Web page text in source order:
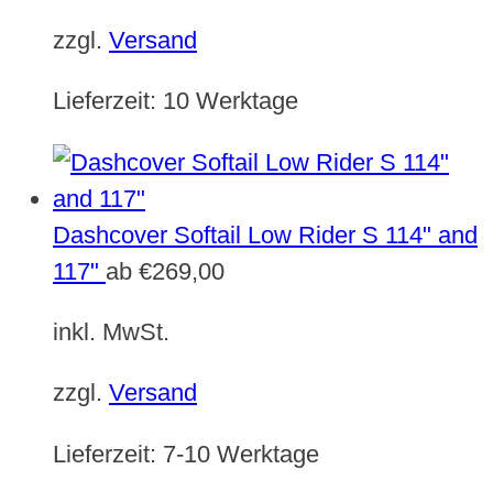
zzgl. Versand
Lieferzeit: 10 Werktage
Dashcover Softail Low Rider S 114" and
117" ab €269,00
inkl. MwSt.
zzgl. Versand
Lieferzeit: 7-10 Werktage